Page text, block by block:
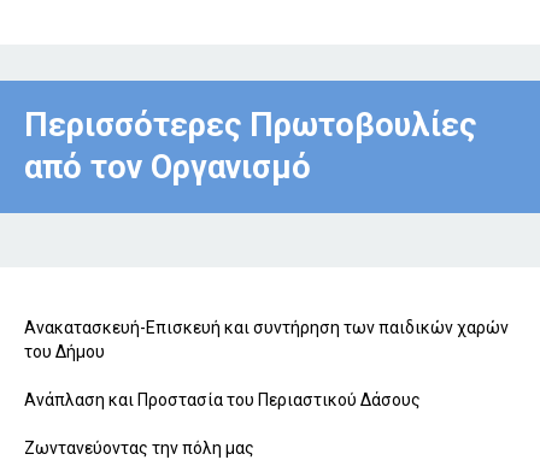
Περισσότερες Πρωτοβουλίες
από τον Οργανισμό
Ανακατασκευή-Επισκευή και συντήρηση των παιδικών χαρών
του Δήμου
Ανάπλαση και Προστασία του Περιαστικού Δάσους
Ζωντανεύοντας την πόλη μας